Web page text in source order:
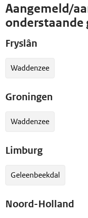
Aangemeld/
onderstaande
Fryslân
Waddenzee
Groningen
Waddenzee
Limburg
Geleenbeekdal
Noord-Holland